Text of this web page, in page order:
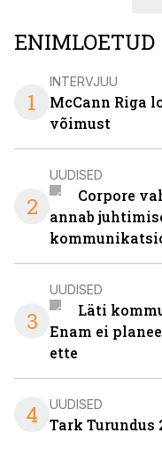
ENIMLOETUD
1
INTERVJUU
McCann Riga
võimust
2
UUDISED
Corpore
annab
3
UUDISED
Läti
Enam ei
ette
4 UUDISED
Tark Turundus